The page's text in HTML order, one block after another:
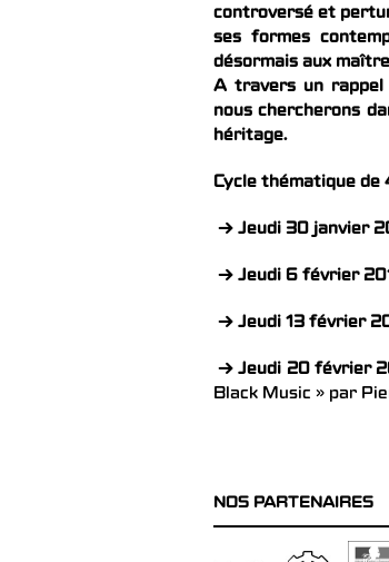
controversé et
ses formes
désormais aux
A travers un rappel
nous chercherons
héritage.
Cycle thématique de
→ Jeudi 30 janvier
→ Jeudi 6 février
→ Jeudi 13 février
→ Jeudi 20 février
Black Music » par
NOS PARTENAIRES